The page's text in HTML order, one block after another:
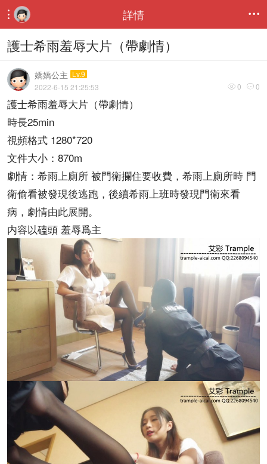
 詳情 
護士希雨羞辱大片（帶劇情）
嬌嬌公主 Lv.9
 0  0
2022-6-15 21:25:53
護士希雨羞辱大片（帶劇情）
時長25min
視頻格式 1280*720
文件大小：870m
劇情：希雨上廁所 被門衛攔住要收費，希雨上廁所時 門
衛偷看被發現後逃跑，後續希雨上班時發現門衛來看
病，劇情由此展開。
内容以磕頭 羞辱爲主